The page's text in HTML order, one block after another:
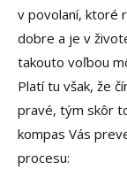
v povolaní, ktoré
dobre a je v
takouto voľbou
Platí tu však, že
pravé, tým skôr
kompas Vás
procesu: